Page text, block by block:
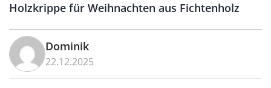
Holzkrippe für Weihnachten aus Fichtenholz
Dominik
22.12.2025